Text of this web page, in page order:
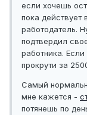
если хочешь
пока действует
работодатель.
подтвердил
работника.
прокрути за
Самый
мне кажется -
потянешь по